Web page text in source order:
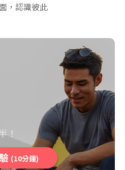
，認識彼此
！
(10分鐘)